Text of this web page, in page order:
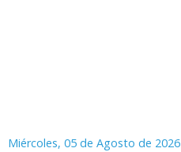
Miércoles, 05 de Agosto de 2026